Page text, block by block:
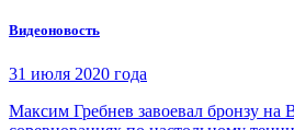
Видеоновость
31 июля 2020 года
Максим Гребнев завоевал бронзу на